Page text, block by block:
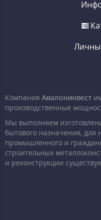
Компания Авалонинвест
производственные
Мы выполняем
бытового назначения,
промышленного и
строительных
и реконструкции